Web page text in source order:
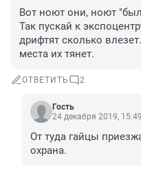
Вот ноют они, ноют
Так пускай к
дрифтят сколько
места их тянет.
ОТВЕТИТЬ 2
Гость
24 декабря 2019, 15:49
От туда гайцы
охрана.